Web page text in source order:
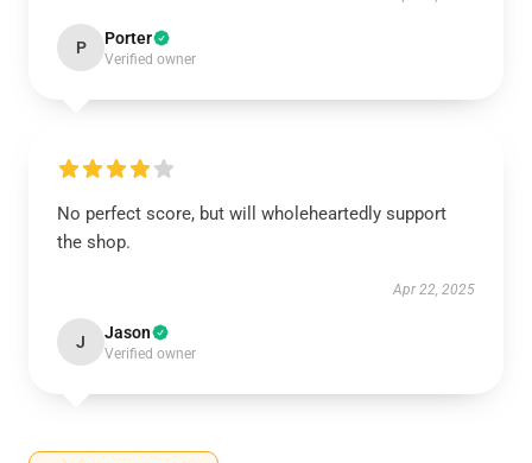
P Porter
Verified owner
No perfect score, but will wholeheartedly support
the shop.
Apr 22, 2025
J Jason
Verified owner